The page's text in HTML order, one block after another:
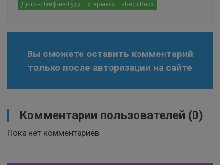
Д​ело «Лайф-из-Гуд» – «Гермес» – «Бест Вей»
Вы сможете оставить комментарий
только после авторизации на сайте
Комментарии пользователей (0)
Пока нет комментариев